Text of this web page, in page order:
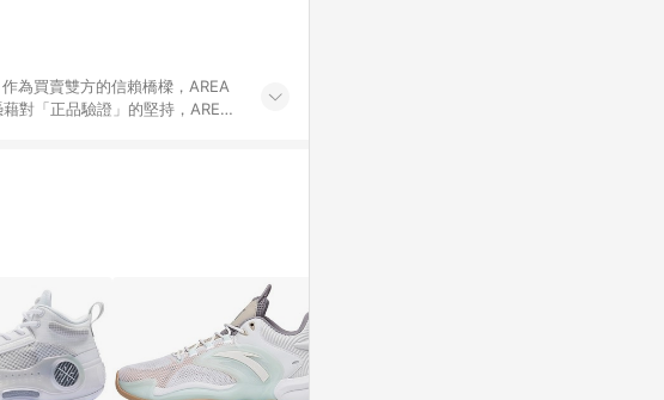
為買賣雙方的信賴橋樑，AREA
對「正品驗證」的堅持，AREA